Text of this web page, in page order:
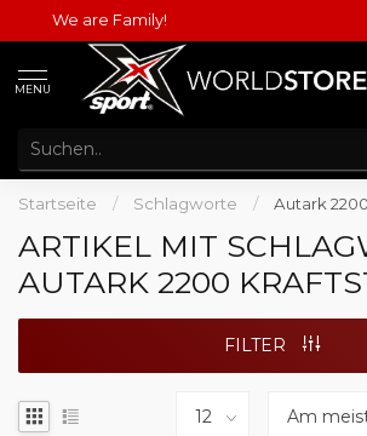
We are Family!
MENU
Startseite / Schlagworte / Autark
ARTIKEL MIT
AUTARK 2200
FILTER